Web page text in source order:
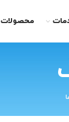
محصولات